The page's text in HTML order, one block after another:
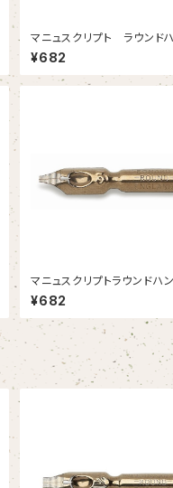
マニュスクリプト ラウンド
ド 1-1/2 2.45mm 2本
¥682
マニュスクリプトラウンドハ
1.35mm 2本入
¥682